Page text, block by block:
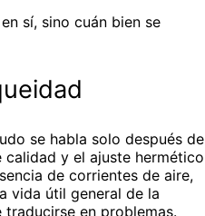
sí, sino cuán bien se
se habla solo después de
calidad y el ajuste hermético
de corrientes de aire,
vida útil general de la
traducirse en problemas.